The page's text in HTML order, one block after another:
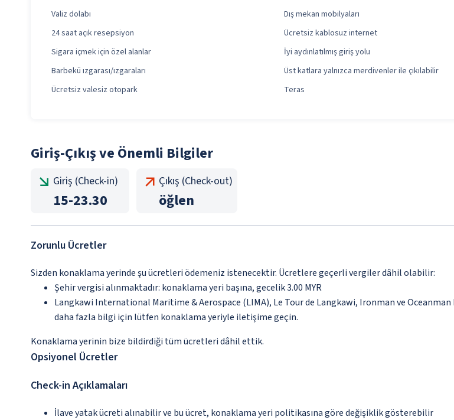
Valiz dolabı
Dış mekan mobilyaları
24 saat açık resepsiyon
Ücretsiz kablosuz internet
Sigara içmek için özel alanlar
İyi aydınlatılmış giriş yolu
Barbekü ızgarası/ızgaraları
Üst katlara yalnızca merdivenler ile çıkılabilir
Ücretsiz valesiz otopark
Teras
Giriş-Çıkış ve Önemli Bilgiler
Giriş (Check-in)
15-23.30
Çıkış (Check-out)
öğlen
Zorunlu Ücretler
Sizden konaklama yerinde şu ücretleri ödemeniz istenecektir. Ücretlere geçerli vergiler dâhil olabilir:
Şehir vergisi alınmaktadır: konaklama yeri başına, gecelik 3.00 MYR
Langkawi International Maritime & Aerospace (LIMA), Le Tour de Langkawi, Ironman ve
daha fazla bilgi için lütfen konaklama yeriyle iletişime geçin.
Konaklama yerinin bize bildirdiği tüm ücretleri dâhil ettik.
Opsiyonel Ücretler
Check-in Açıklamaları
İlave yatak ücreti alınabilir ve bu ücret, konaklama yeri politikasına göre değişiklik gösterebilir